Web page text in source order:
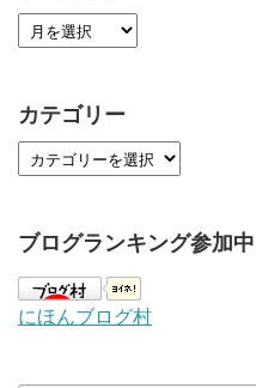
カテゴリー
ブログランキング参加
にほんブログ村